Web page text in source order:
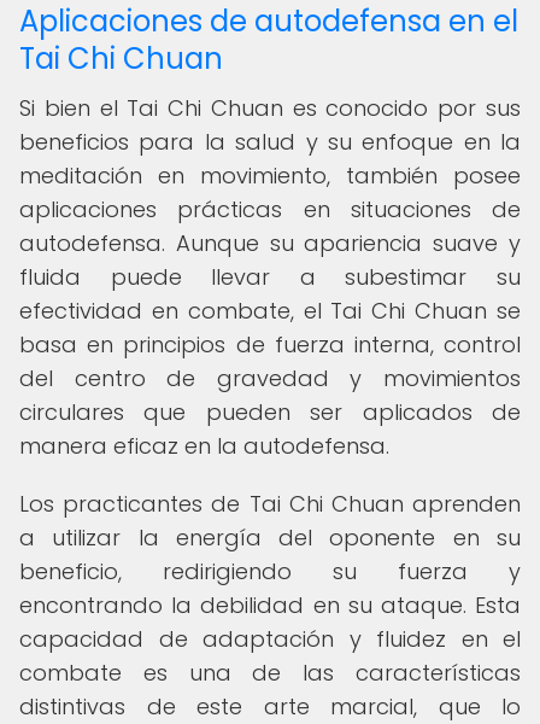
Aplicaciones de autodefensa en el
Tai Chi Chuan
Si bien el Tai Chi Chuan es conocido por sus
beneficios para la salud y su enfoque en la
meditación en movimiento, también posee
aplicaciones prácticas en situaciones de
autodefensa. Aunque su apariencia suave y
fluida puede llevar a subestimar su
efectividad en combate, el Tai Chi Chuan se
basa en principios de fuerza interna, control
del centro de gravedad y movimientos
circulares que pueden ser aplicados de
manera eficaz en la autodefensa.
Los practicantes de Tai Chi Chuan aprenden
a utilizar la energía del oponente en su
beneficio, redirigiendo su fuerza y
encontrando la debilidad en su ataque. Esta
capacidad de adaptación y fluidez en el
combate es una de las características
distintivas de este arte marcial, que lo